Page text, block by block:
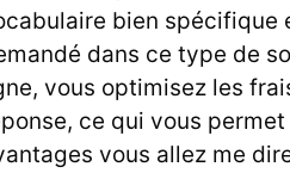
bien spécifique
dans ce type de
vous optimisez les
ce qui vous
vous allez me